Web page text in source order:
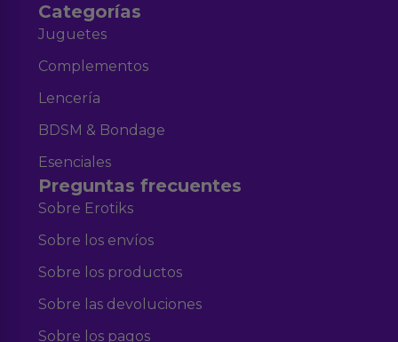
Categorías
Juguetes
Complementos
Lencería
BDSM & Bondage
Esenciales
Preguntas frecuentes
Sobre Erotiks
Sobre los envíos
Sobre los productos
Sobre las devoluciones
Sobre los pagos